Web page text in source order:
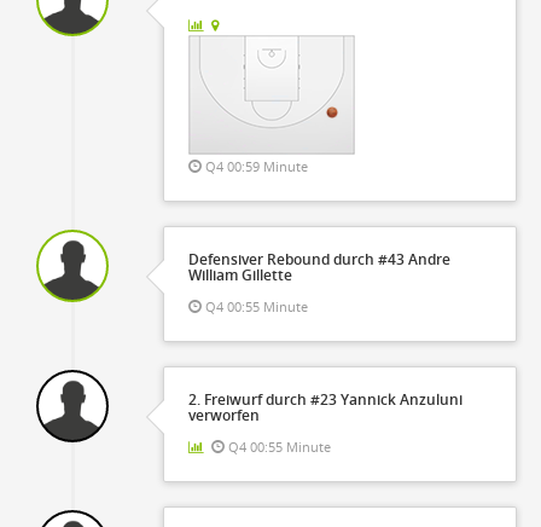
Q4 00:59 Minute
Defensiver Rebound durch #43 Andre
William Gillette
Q4 00:55 Minute
2. Freiwurf durch #23 Yannick Anzuluni
verworfen
Q4 00:55 Minute